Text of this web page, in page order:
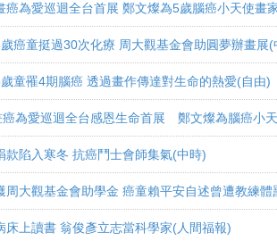
癌為愛巡迴全台首展 鄭文燦為5歲腦癌小天使畫
癌童挺過30次化療 周大觀基金會助圓夢辦畫展
童罹4期腦癌 透過畫作傳達對生命的熱愛(自由)
為愛巡迴全台感恩生命首展 鄭文燦為腦癌小
款陷入寒冬 抗癌鬥士會師集氣(中時)
周大觀基金會助學金 癌童賴平安自述曾遭教練體
床上讀書 翁俊彥立志當科學家(人間福報)